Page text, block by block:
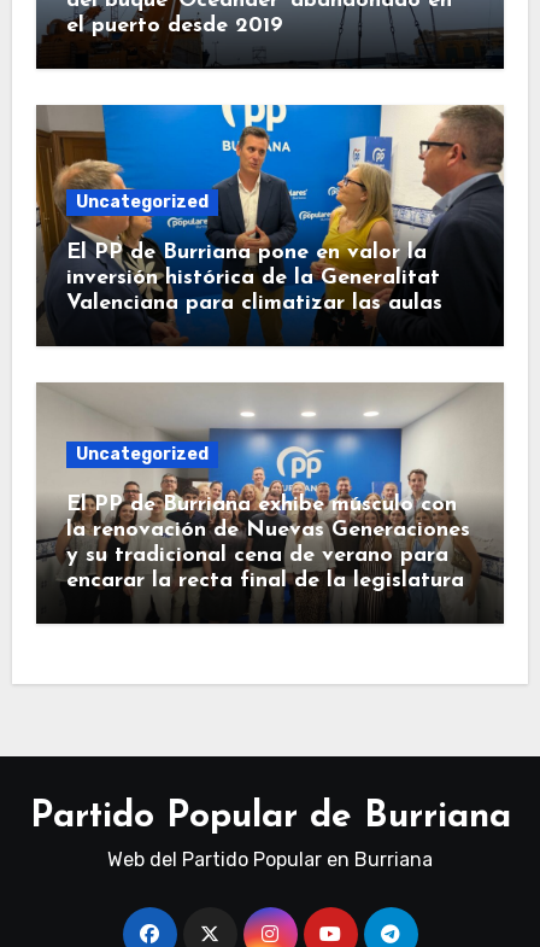
el puerto desde 2019
Uncategorized
El PP de Burriana pone en valor la
inversión histórica de la Generalitat
Valenciana para climatizar las aulas
Uncategorized
El PP de Burriana exhibe músculo con
la renovación de Nuevas Generaciones
y su tradicional cena de verano para
encarar la recta final de la legislatura
Partido Popular de Burriana
Web del Partido Popular en Burriana